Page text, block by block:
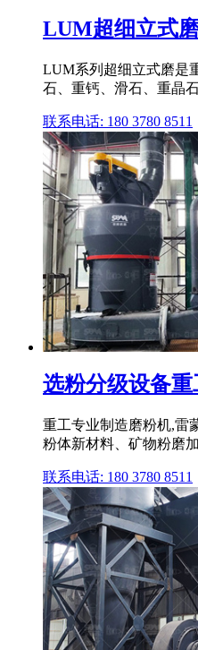
LUM超细立式
LUM系列超细立式磨是
石、重钙、滑石、重晶
联系电话: 180 3780 8511
选粉分级设备
重工专业制造磨粉机,雷
粉体新材料、矿物粉磨
联系电话: 180 3780 8511